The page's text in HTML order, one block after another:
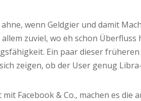
wenn Geldgier und damit
zuviel, wo eh schon
Ein paar dieser
zeigen, ob der User genug
Facebook & Co., machen es die